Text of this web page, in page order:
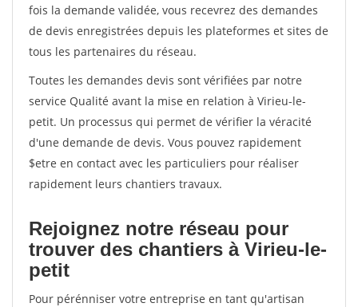
fois la demande validée, vous recevrez des demandes
de devis enregistrées depuis les plateformes et sites de
tous les partenaires du réseau.
Toutes les demandes devis sont vérifiées par notre
service Qualité avant la mise en relation à Virieu-le-
petit. Un processus qui permet de vérifier la véracité
d'une demande de devis. Vous pouvez rapidement
$etre en contact avec les particuliers pour réaliser
rapidement leurs chantiers travaux.
Rejoignez notre réseau pour
trouver des chantiers à Virieu-le-
petit
Pour pérénniser votre entreprise en tant qu'artisan